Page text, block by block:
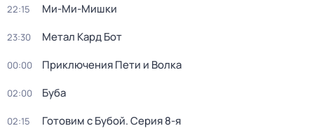
22:15 Ми-Ми-Мишки
23:30 Метал Кард Бот
00:00 Приключения Пети и Волка
02:00 Буба
02:15 Готовим с Бубой. Серия 8-я